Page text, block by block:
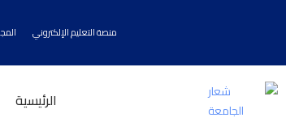
منصة التعليم الإلكتروني
الرئيسية